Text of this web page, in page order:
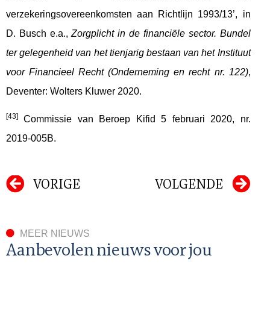
verzekeringsovereenkomsten aan Richtlijn 1993/13’, in
D. Busch e.a.,Zorgplicht in de financiële sector. Bundel
ter gelegenheid van het tienjarig bestaan van het Instituut
voor Financieel Recht (Onderneming en recht nr. 122),
Deventer: Wolters Kluwer 2020.
[43]
Commissie van Beroep Kifid 5 februari 2020, nr.
2019-005B.
VORIGE VOLGENDE
MEER NIEUWS
Aanbevolen nieuws voor jou